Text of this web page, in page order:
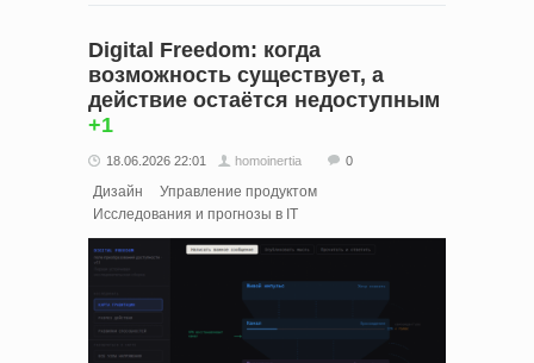
Digital Freedom: когда
возможность существует, а
действие остаётся недоступным
+1
18.06.2026 22:01 homoinertia 0
Дизайн
Управление продуктом
Исследования и прогнозы в IT